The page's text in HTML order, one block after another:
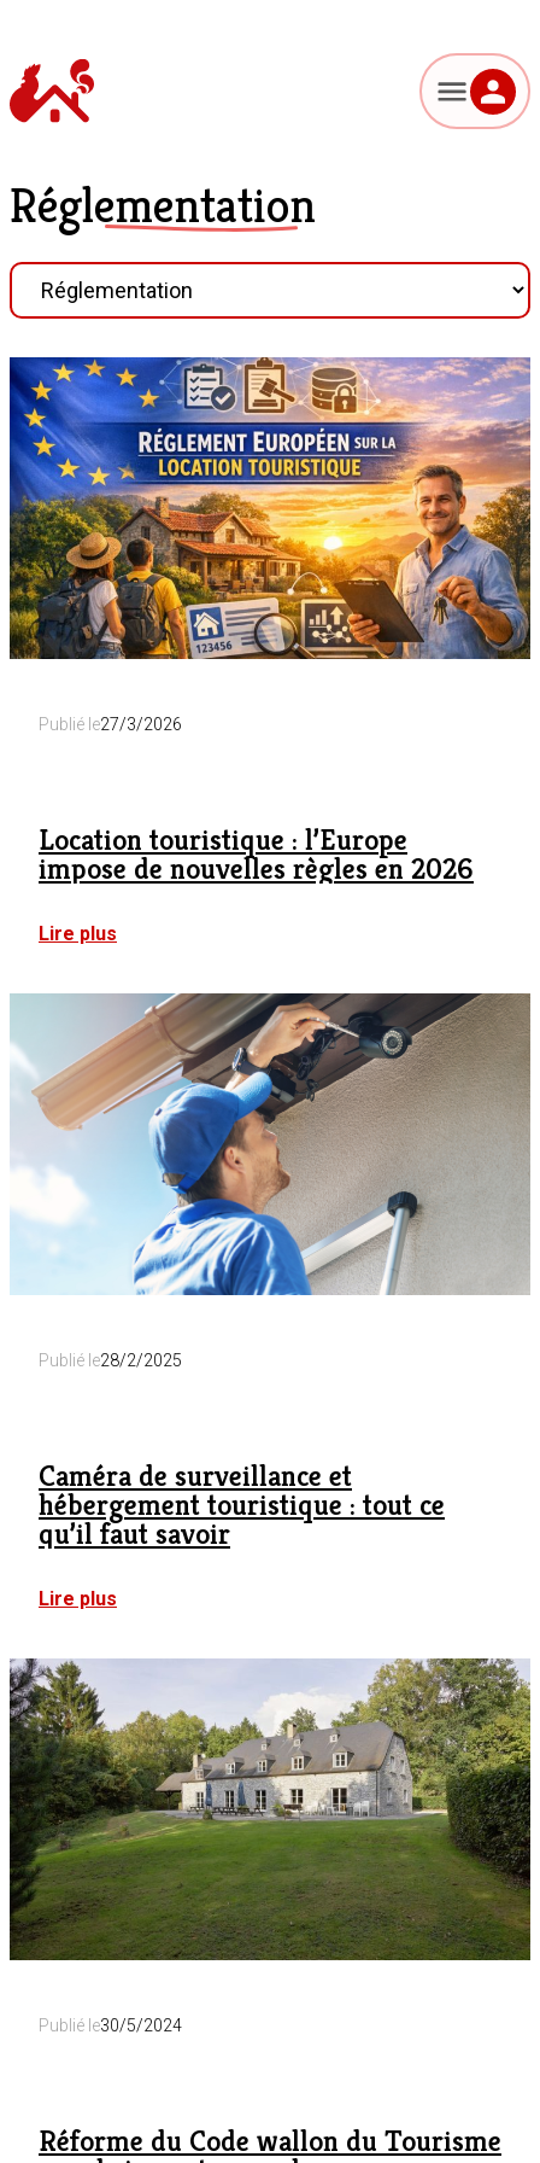
Réglementation
Publié le27/3/2026
Location touristique : l’Europe
impose de nouvelles règles en 2026
Lire plus
:
l’Europe
impose
de
nouvelles
règles
2026
Publié le28/2/2025
Caméra de surveillance et
hébergement touristique : tout ce
qu’il faut savoir
Lire plus
surveillance
hébergement
touristique
:
tout
ce
qu’il
faut
savoir
Publié le30/5/2024
Réforme du Code wallon du Tourisme